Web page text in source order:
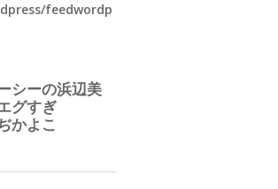
feedwordp